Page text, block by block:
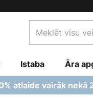
visu
šeit...
Istaba Āra
atlaide vairāk nekā